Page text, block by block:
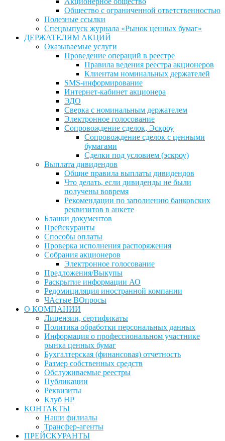
Общество с ограниченной ответственностью
Полезные ссылки
Спецвыпуск журнала «Рынок ценных бумаг»
ДЕРЖАТЕЛЯМ АКЦИЙ
Оказываемые услуги
Проведение операций в реестре
Правила ведения реестра акционеров
Клиентам номинальных держателей
SMS-информирование
Интернет-кабинет акционера
ЭДО
Сверка с номинальным держателем
Электронное голосование
Сопровождение сделок, Эскроу
Сопровождение сделок с ценными
бумагами
Сделки под условием (эскроу)
Выплата дивидендов
Общие правила выплаты дивидендов
Что делать, если дивиденды не были
получены вовремя
Рекомендации по заполнению банковских
реквизитов в анкете
Бланки документов
Прейскуранты
Способы оплаты
Проверка исполнения распоряжения
Собрания акционеров
Электронное голосование
Предложения/Выкупы
Раскрытие информации АО
Редомициляция иностранной компании
ЧАстые ВОпросы
О КОМПАНИИ
Лицензии, сертификаты
Политика обработки персональных данных
Информация о профессиональном участнике
рынка ценных бумаг
Бухгалтерская (финансовая) отчетность
Размер собственных средств
Обслуживаемые реестры
Публикации
Реквизиты
Клуб НР
КОНТАКТЫ
Наши филиалы
Трансфер-агенты
ПРЕЙСКУРАНТЫ